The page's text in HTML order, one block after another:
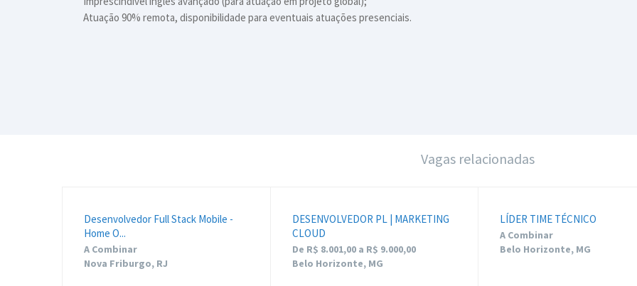
Atuação 90% remota, disponibilidade para eventuais atuações presenciais.
Vagas relacionadas
Desenvolvedor Full Stack Mobile -
Home O...
A Combinar
Nova Friburgo, RJ
DESENVOLVEDOR PL | MARKETING
CLOUD
De R$ 8.001,00 a R$ 9.000,00
Belo Horizonte, MG
LÍDER TIME TÉCNICO
A Combinar
Belo Horizonte, MG